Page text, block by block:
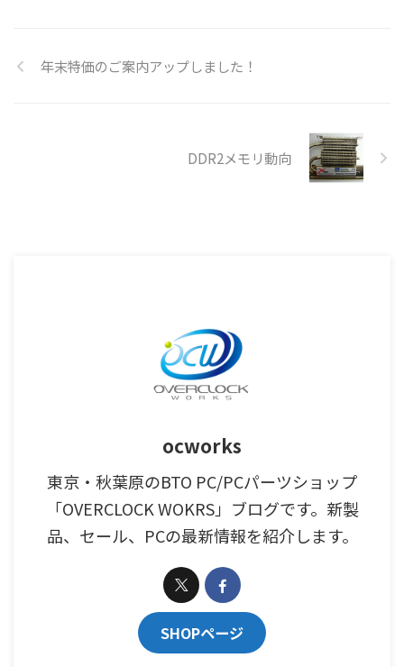
年末特価のご案内アップしました！
DDR2メモリ動向
ocworks
東京・秋葉原のBTO PC/PCパーツショップ
「OVERCLOCK WOKRS」ブログです。新製
品、セール、PCの最新情報を紹介します。
SHOPページ